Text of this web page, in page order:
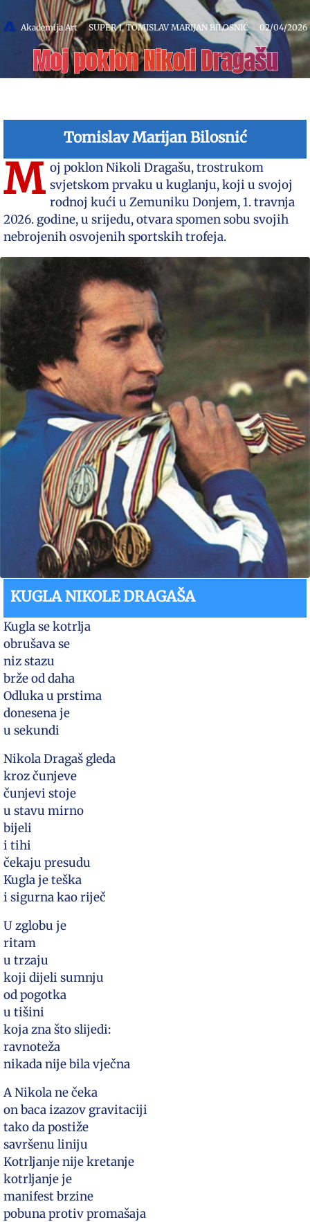
Akademija Art SUPER 1,TOMISLAV MARIJAN BILOSNIĆ 02/04/2026
Moj poklon Nikoli Dragašu
Tomislav Marijan Bilosnić
M oj poklon Nikoli Dragašu, trostrukom
svjetskom prvaku u kuglanju, koji u svojoj
rodnoj kući u Zemuniku Donjem, 1. travnja
2026. godine, u srijedu, otvara spomen sobu svojih
nebrojenih osvojenih sportskih trofeja.
KUGLA NIKOLE DRAGAŠA
Kugla se kotrlja
obrušava se
niz stazu
brže od daha
Odluka u prstima
donesena je
u sekundi
Nikola Dragaš gleda
kroz čunjeve
čunjevi stoje
u stavu mirno
bijeli
i tihi
čekaju presudu
Kugla je teška
i sigurna kao riječ
U zglobu je
ritam
u trzaju
koji dijeli sumnju
od pogotka
u tišini
koja zna što slijedi:
ravnoteža
nikada nije bila vječna
A Nikola ne čeka
on baca izazov gravitaciji
tako da postiže
savršenu liniju
Kotrljanje nije kretanje
kotrljanje je
manifest brzine
pobuna protiv promašaja